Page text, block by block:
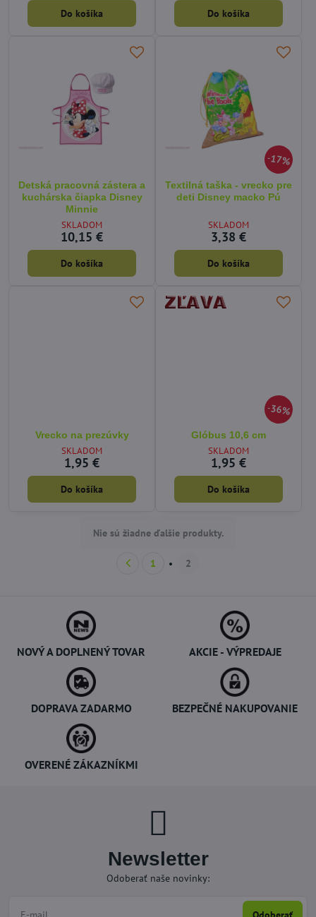
Do košíka Do košíka
Detská pracovná zástera a
kuchárska čiapka Disney
Minnie
SKLADOM
10,15 €
Do košíka
17%
Textilná taška - vrecko pre
deti Disney macko Pú
SKLADOM
3,38 €
Do košíka
Vrecko na prezúvky
SKLADOM
1,95 €
Do košíka
36%
Glóbus 10,6 cm
SKLADOM
1,95 €
Do košíka
Nie sú žiadne ďalšie produkty.
1 2
NOVÝ A DOPLNENÝ TOVAR AKCIE - VÝPREDAJE
DOPRAVA ZADARMO BEZPEČNÉ NAKUPOVANIE
OVERENÉ ZÁKAZNÍKMI
Newsletter
Odoberať naše novinky: